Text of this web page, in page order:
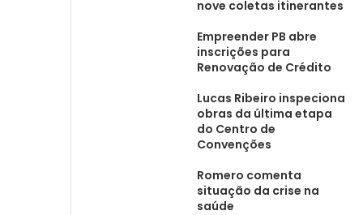
nove coletas itinerantes
Empreender PB abre
inscrições para
Renovação de Crédito
Lucas Ribeiro inspeciona
obras da última etapa
do Centro de
Convenções
Romero comenta
situação da crise na
saúde